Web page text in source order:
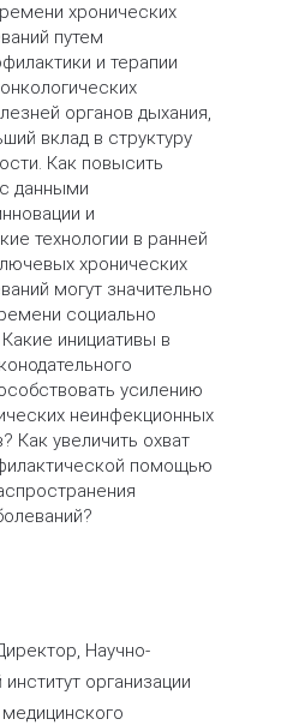
хронических
путем
и терапии
органов дыхания,
вклад в структуру
Как повысить
данными
и
технологии в ранней
хронических
могут значительно
социально
инициативы в
усилению
неинфекционных
Как увеличить охват
помощью
Научно-
организации